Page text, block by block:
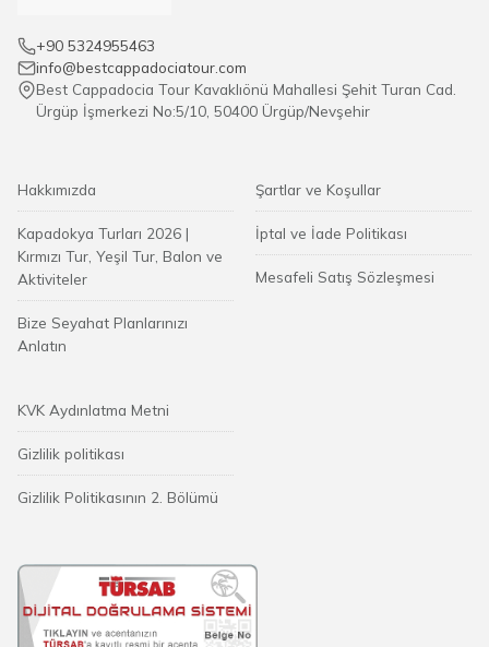
+90 5324955463
info@bestcappadociatour.com
Best Cappadocia Tour Kavaklıönü Mahallesi Şehit Turan Cad.
Ürgüp İşmerkezi No:5/10, 50400 Ürgüp/Nevşehir
Hakkımızda
Kapadokya Turları 2026 |
Kırmızı Tur, Yeşil Tur, Balon ve
Aktiviteler
Bize Seyahat Planlarınızı
Anlatın
Şartlar ve Koşullar
İptal ve İade Politikası
Mesafeli Satış Sözleşmesi
KVK Aydınlatma Metni
Gizlilik politikası
Gizlilik Politikasının 2. Bölümü